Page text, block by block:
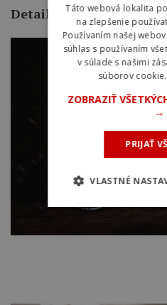
Detaily
Táto webová lokalita
na zlepšenie
Používaním našej
súhlas s používaním
v súlade s našimi
súborov cookie.
ZOBRAZIŤ
→
PRIJAŤ
VLASTNÉ